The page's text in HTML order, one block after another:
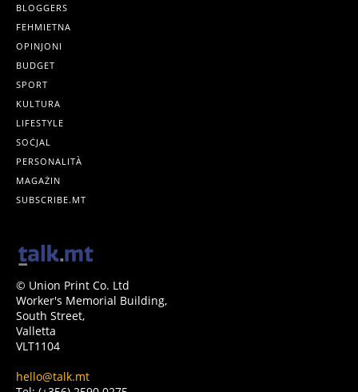
BLOGGERS
FEHMIETNA
OPINJONI
BUDGET
SPORT
KULTURA
LIFESTYLE
SOĊJAL
PERSONALITÀ
MAGAŻIN
SUBSCRIBE.MT
© Union Print Co. Ltd
Worker's Memorial Building,
South Street,
Valletta
VLT1104
hello@talk.mt